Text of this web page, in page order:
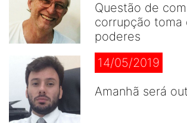
Questão de
corrupção toma
poderes
14/05/2019
Amanhã será